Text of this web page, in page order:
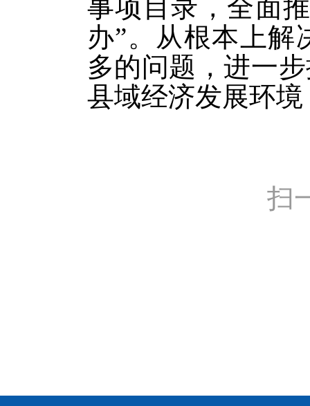
事项目录，全面
办”。从根本上解
多的问题，进一
县域经济发展环
扫